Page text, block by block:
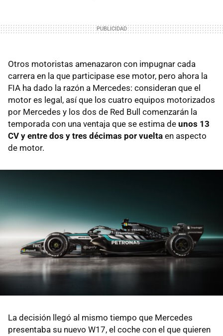
Otros motoristas amenazaron con impugnar cada
carrera en la que participase ese motor, pero ahora la
FIA ha dado la razón a Mercedes: consideran que el
motor es legal, así que los cuatro equipos motorizados
por Mercedes y los dos de Red Bull comenzarán la
temporada con una ventaja que se estima de unos 13
CV y entre dos y tres décimas por vuelta en aspecto
de motor.
La decisión llegó al mismo tiempo que Mercedes
presentaba su nuevo W17, el coche con el que quieren